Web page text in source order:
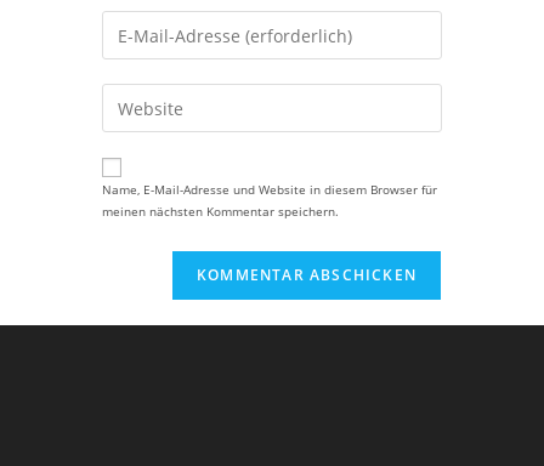
Namen
oder
zum
Kommentieren
ein
Gib
deine
E-
Mail-
zum
Kommentieren
Gib
deine
Website-
URL
ein
(optional)
Name, E-Mail-Adresse und Website in diesem Browser für
meinen nächsten Kommentar speichern.